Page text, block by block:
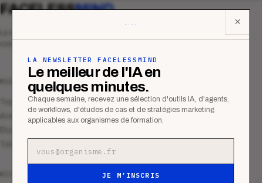
✕
LA NEWSLETTER FACELESSMIND
Le meilleur de l'IA en
quelques minutes.
Chaque semaine, recevez une sélection d'outils IA, d'agents,
de workflows, d'études de cas et de stratégies marketing
applicables aux organismes de formation.
JE M’INSCRIS
FACELESSMIND
Le média qui mesurent la performance
commerciale des organismes de formation.
MAGAZINE
Tous les articles
Analyses
Études de cas
Tutoriels
RESSOURCES